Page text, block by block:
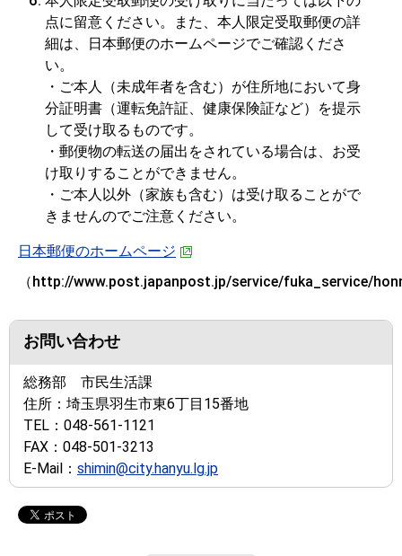
点に留意ください。また、本人限定受取郵便の詳
細は、日本郵便のホームページでご確認くださ
い。
・ご本人（未成年者を含む）が住所地において身
分証明書（運転免許証、健康保険証など）を提示
して受け取るものです。
・郵便物の転送の届出をされている場合は、お受
け取りすることができません。
・ご本人以外（家族も含む）は受け取ることがで
きませんのでご注意ください。
日本郵便のホームページ
（http://www.post.japanpost.jp/service/fuka_service/
お問い合わせ
総務部 市民生活課
住所： 埼玉県羽生市東6丁目15番地
TEL： 048-561-1121
FAX： 048-501-3213
E-Mail： shimin@city.hanyu.lg.jp